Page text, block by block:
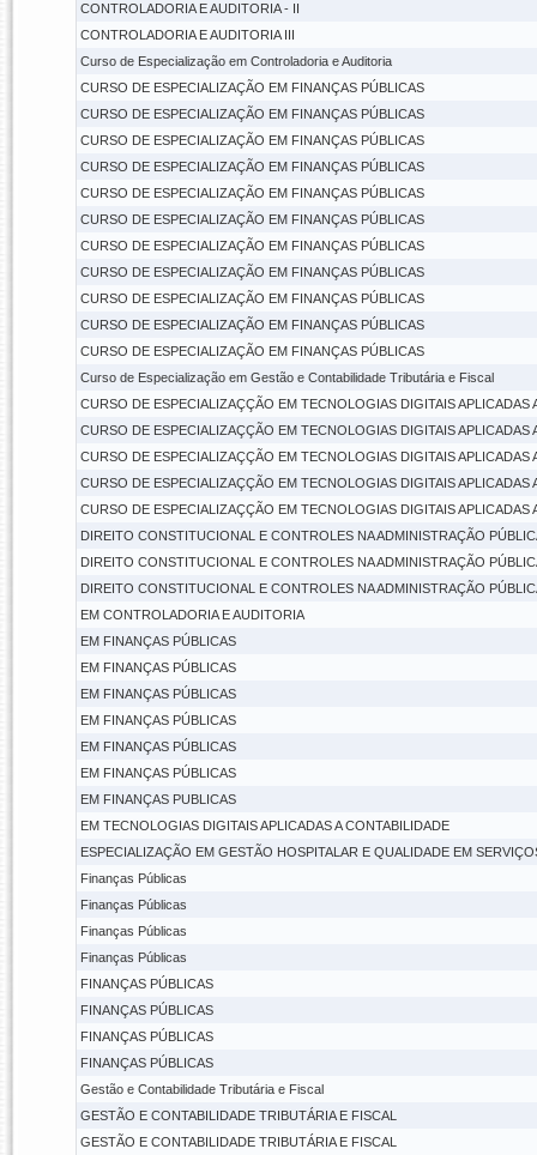
CONTROLADORIA E AUDITORIA - II
CONTROLADORIA E AUDITORIA III
Curso de Especialização em Controladoria e Auditoria
CURSO DE ESPECIALIZAÇÃO EM FINANÇAS PÚBLICAS
CURSO DE ESPECIALIZAÇÃO EM FINANÇAS PÚBLICAS
CURSO DE ESPECIALIZAÇÃO EM FINANÇAS PÚBLICAS
CURSO DE ESPECIALIZAÇÃO EM FINANÇAS PÚBLICAS
CURSO DE ESPECIALIZAÇÃO EM FINANÇAS PÚBLICAS
CURSO DE ESPECIALIZAÇÃO EM FINANÇAS PÚBLICAS
CURSO DE ESPECIALIZAÇÃO EM FINANÇAS PÚBLICAS
CURSO DE ESPECIALIZAÇÃO EM FINANÇAS PÚBLICAS
CURSO DE ESPECIALIZAÇÃO EM FINANÇAS PÚBLICAS
CURSO DE ESPECIALIZAÇÃO EM FINANÇAS PÚBLICAS
CURSO DE ESPECIALIZAÇÃO EM FINANÇAS PÚBLICAS
Curso de Especialização em Gestão e Contabilidade Tributária e Fiscal
CURSO DE ESPECIALIZAÇÇÃO EM TECNOLOGIAS DIGITAIS APLICADAS
CURSO DE ESPECIALIZAÇÇÃO EM TECNOLOGIAS DIGITAIS APLICADAS
CURSO DE ESPECIALIZAÇÇÃO EM TECNOLOGIAS DIGITAIS APLICADAS
CURSO DE ESPECIALIZAÇÇÃO EM TECNOLOGIAS DIGITAIS APLICADAS
CURSO DE ESPECIALIZAÇÇÃO EM TECNOLOGIAS DIGITAIS APLICADAS
DIREITO CONSTITUCIONAL E CONTROLES NA ADMINISTRAÇÃO
DIREITO CONSTITUCIONAL E CONTROLES NA ADMINISTRAÇÃO
DIREITO CONSTITUCIONAL E CONTROLES NA ADMINISTRAÇÃO
EM CONTROLADORIA E AUDITORIA
EM FINANÇAS PÚBLICAS
EM FINANÇAS PÚBLICAS
EM FINANÇAS PÚBLICAS
EM FINANÇAS PÚBLICAS
EM FINANÇAS PÚBLICAS
EM FINANÇAS PÚBLICAS
EM FINANÇAS PUBLICAS
EM TECNOLOGIAS DIGITAIS APLICADAS A CONTABILIDADE
ESPECIALIZAÇÃO EM GESTÃO HOSPITALAR E QUALIDADE EM
Finanças Públicas
Finanças Públicas
Finanças Públicas
Finanças Públicas
FINANÇAS PÚBLICAS
FINANÇAS PÚBLICAS
FINANÇAS PÚBLICAS
FINANÇAS PÚBLICAS
Gestão e Contabilidade Tributária e Fiscal
GESTÃO E CONTABILIDADE TRIBUTÁRIA E FISCAL
GESTÃO E CONTABILIDADE TRIBUTÁRIA E FISCAL